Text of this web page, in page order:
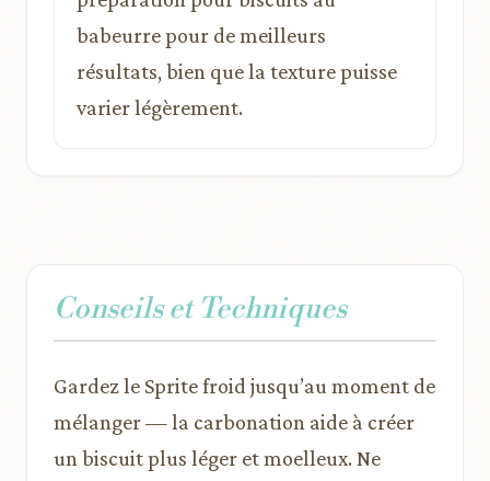
babeurre pour de meilleurs
résultats, bien que la texture puisse
varier légèrement.
Conseils et Techniques
Gardez le Sprite froid jusqu’au moment de
mélanger — la carbonation aide à créer
un biscuit plus léger et moelleux. Ne